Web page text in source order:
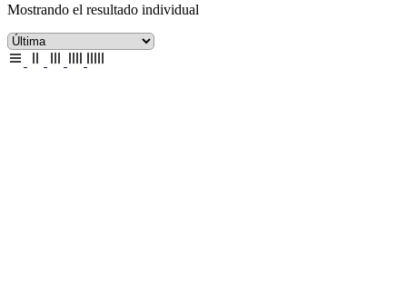
Mostrando el resultado individual